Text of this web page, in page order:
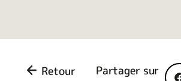
Retour Partager sur